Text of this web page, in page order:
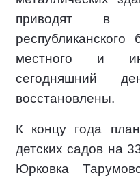
приводят в
местного и
сегодняшний
восстановлены.
К концу года
детских садов на
Юрковка